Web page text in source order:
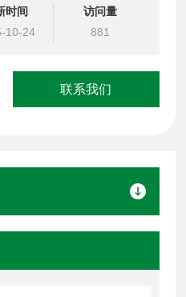
时间
10-24
访问量
881
联系我们